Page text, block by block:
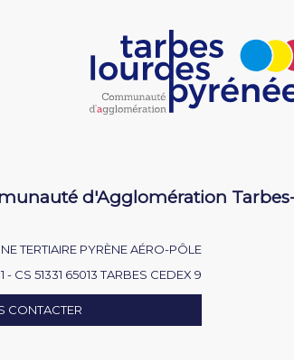
d'Agglomération
TERTIAIRE PYRÈNE AÉRO-PÔLE
- CS 51331 65013 TARBES CEDEX 9
CONTACTER